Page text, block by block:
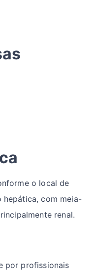
o local de
hepática, com meia-
renal.
por profissionais